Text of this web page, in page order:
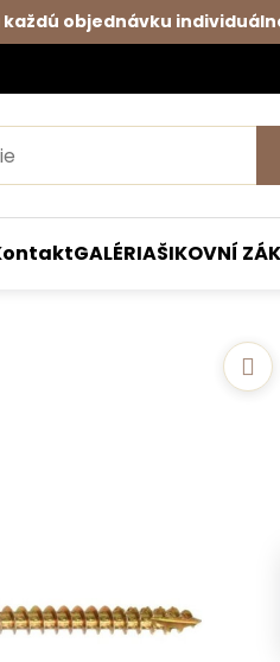
objednávku
GALÉRIAŠIKOVNÍ